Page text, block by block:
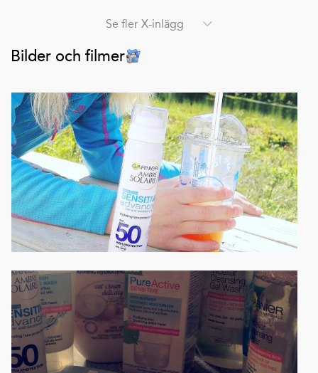
Se fler X-inlägg
Bilder och filmer